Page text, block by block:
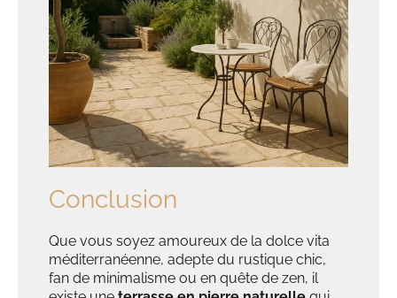
Conclusion
Que vous soyez amoureux de la dolce vita
méditerranéenne, adepte du rustique chic,
fan de minimalisme ou en quête de zen, il